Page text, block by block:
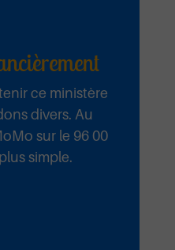
ce ministère
divers. Au
sur le 96 00
simple.